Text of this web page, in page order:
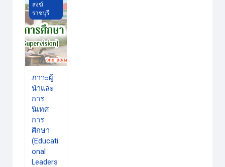
สงฆ์
ราชบุรี
ภาวะผู้
นําและ
การ
นิเทศ
การ
ศึกษา
(Educati
onal
Leaders